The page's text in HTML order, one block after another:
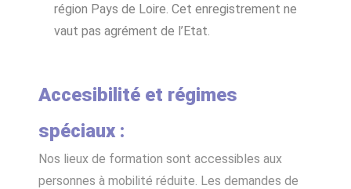
région Pays de Loire. Cet enregistrement ne
vaut pas agrément de l’Etat.
Accesibilité et régimes
spéciaux :
Nos lieux de formation sont accessibles aux
personnes à mobilité réduite. Les demandes de